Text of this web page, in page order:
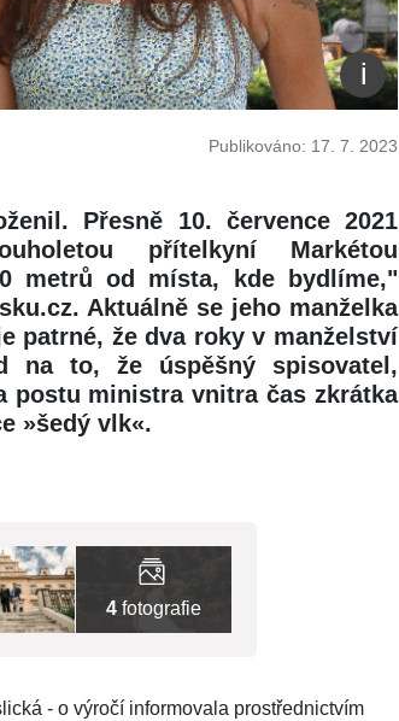
Publikováno: 17. 7. 2023
Přesně 10. července 2021
přítelkyní Markétou
metrů od místa, kde bydlíme,"
Aktuálně se jeho manželka
patrné, že dva roky v manželství
na to, že úspěšný spisovatel,
ministra vnitra čas zkrátka
»šedý vlk«.
4 fotografie
- o výročí informovala prostřednictvím